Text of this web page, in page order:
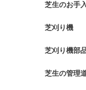
芝生のお手
芝刈り機
芝刈り機部
芝生の管理